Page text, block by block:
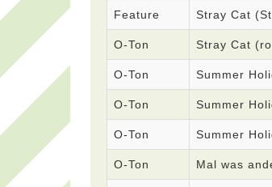
Feature Stray Cat
O-Ton Stray Cat
O-Ton Summer
O-Ton Summer
O-Ton Summer
O-Ton Mal was